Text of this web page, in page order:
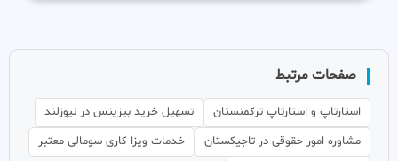
صفحات مرتبط
استارتاپ و استارتاپ ترکمنستان
تسهیل خرید بیزینس در نیوزلند
مشاوره امور حقوقی در تاجیکستان
خدمات ویزا کاری سومالی معتبر